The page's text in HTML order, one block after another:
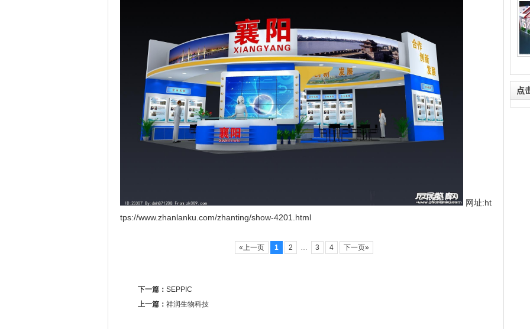
网址:ht
tps://www.zhanlanku.com/zhanting/show-4201.html
«上一页 1 2 3 4 下一页»
下一篇： SEPPIC
上一篇： 祥润生物科技
点